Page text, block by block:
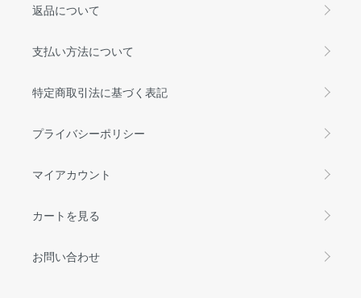
返品について
支払い方法について
特定商取引法に基づく表記
プライバシーポリシー
マイアカウント
カートを見る
お問い合わせ